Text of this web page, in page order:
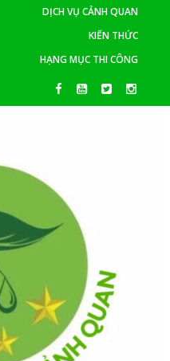
DỊCH VỤ CẢNH QUAN
KIẾN THỨC
HẠNG MỤC THI CÔNG